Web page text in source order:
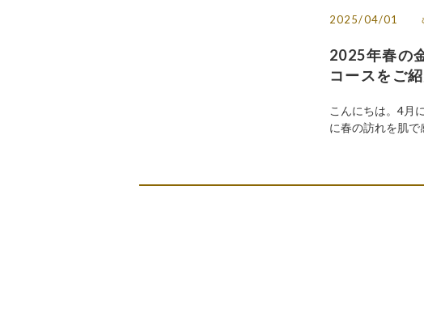
2025/04/01
2025年春の
コースをご
こんにちは。4月
に春の訪れを肌で